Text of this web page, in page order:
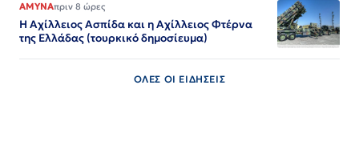
ΑΜΥΝΑπριν 8 ώρες
Η Αχίλλειος Ασπίδα και η Αχίλλειος Φτέρνα
της Ελλάδας (τουρκικό δημοσίευμα)
ΟΛΕΣ ΟΙ ΕΙΔΗΣΕΙΣ